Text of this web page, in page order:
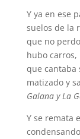
Y ya en ese
suelos de la
que no
hubo carros,
que cantaba
matizado y
Galana y La
Y se remata